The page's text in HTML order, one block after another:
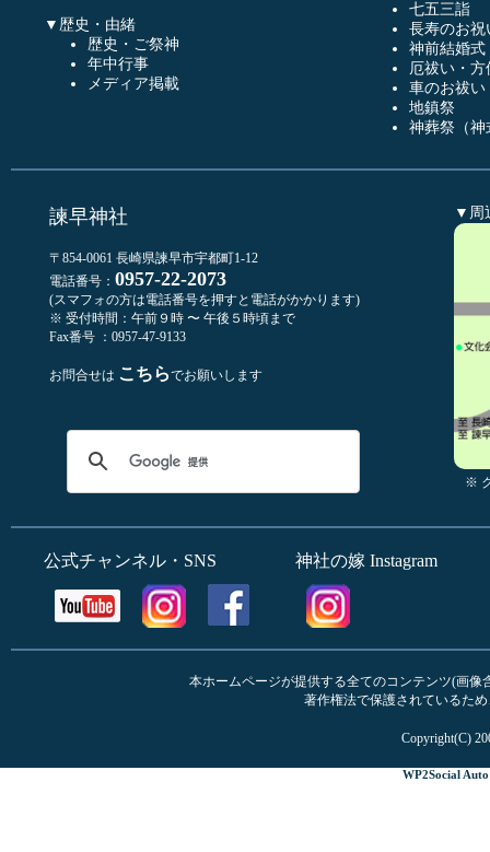
▼歴史・由緒
歴史・ご祭神
年中行事
メディア掲載
七五三詣
長寿のお祝
神前結婚式
厄祓い・方
車のお祓い
地鎮祭
神葬祭（神
諫早神社
〒854-0061 長崎県諫早市宇都町1-12
電話番号： 0957-22-2073
(スマフォの方は電話番号を押すと電話がかかります)
※ 受付時間：午前９時 〜 午後５時頃まで
Fax番号 ：0957-47-9133
お問合せは こちらでお願いします
▼周
※
公式チャンネル・SNS 神社の嫁 Instagram
本ホームページが提供する全てのコンテンツ(画
著作権法で保護されているた
Copyright(C)
WP2Social